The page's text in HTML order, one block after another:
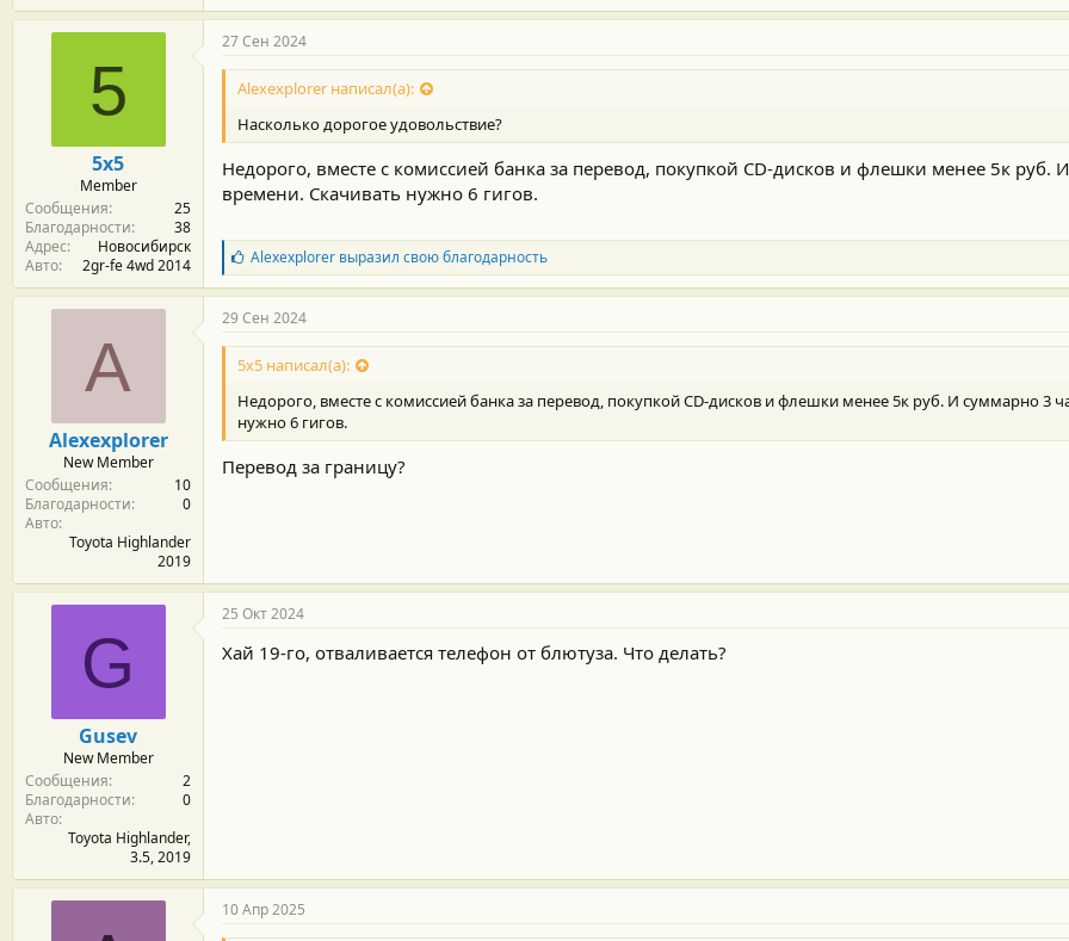
5
5x5
Member
Сообщения
25
Благодарности
38
Адрес
Новосибирск
Авто
2gr-fe 4wd 2014
27 Сен 2024
Alexexplorer написал(а):
Насколько дорогое удовольствие?
Недорого, вместе с комиссией банка за перевод, покупкой CD-дисков и флешки менее 5к руб.
времени. Скачивать нужно 6 гигов.
Б
л
а
г
о
д
а
н
о
с
т
Alexexplorerвыразил свою благодарность
A
Alexexplorer
New Member
Сообщения
10
Благодарности
0
Авто
Toyota Highlander
2019
29 Сен 2024
5x5 написал(а):
Недорого, вместе с комиссией банка за перевод, покупкой CD-дисков и флешки менее 5к руб. И суммарно 3
нужно 6 гигов.
Перевод за границу?
G
Gusev
New Member
Сообщения
2
Благодарности
0
Авто
Toyota Highlander,
3.5, 2019
25 Окт 2024
Хай 19-го, отваливается телефон от блютуза. Что делать?
10 Апр 2025